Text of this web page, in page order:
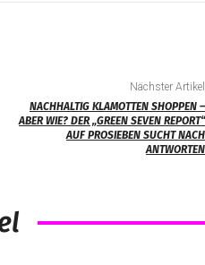
Nächster Artikel
NACHHALTIG KLAMOTTEN SHOPPEN –
ABER WIE? DER „GREEN SEVEN REPORT“
AUF PROSIEBEN SUCHT NACH
ANTWORTEN